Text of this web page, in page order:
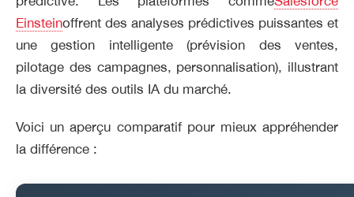
Einsteinoffrent des analyses prédictives puissantes et
une gestion intelligente (prévision des ventes,
pilotage des campagnes, personnalisation), illustrant
la diversité des outils IA du marché.
Voici un aperçu comparatif pour mieux appréhender
la différence :